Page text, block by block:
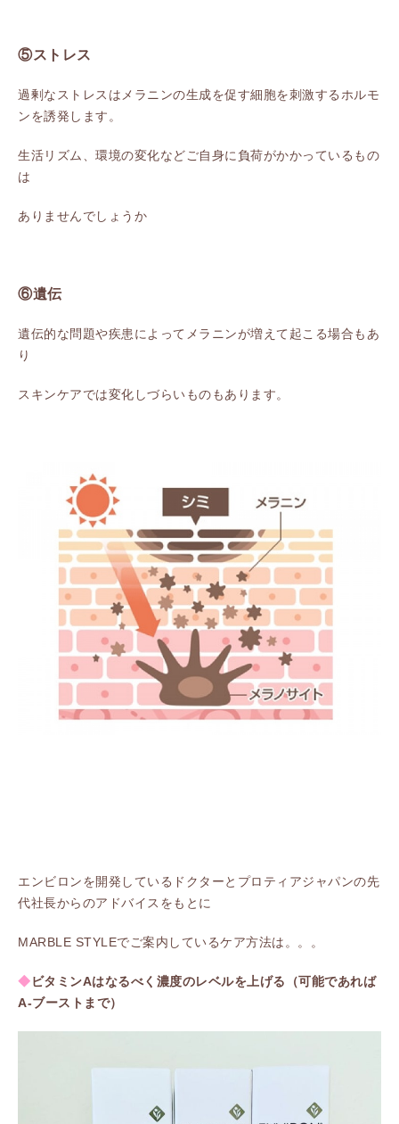
⑤ストレス
過剰なストレスはメラニンの生成を促す細胞を刺激するホルモ
ンを誘発します。
生活リズム、環境の変化などご自身に負荷がかかっているもの
は
ありませんでしょうか
⑥遺伝
遺伝的な問題や疾患によってメラニンが増えて起こる場合もあ
り
スキンケアでは変化しづらいものもあります。
エンビロンを開発しているドクターとプロティアジャパンの先
代社長からのアドバイスをもとに
MARBLE STYLEでご案内しているケア方法は。。。
◆ビタミンAはなるべく濃度のレベルを上げる（可能であれば
A-ブーストまで）